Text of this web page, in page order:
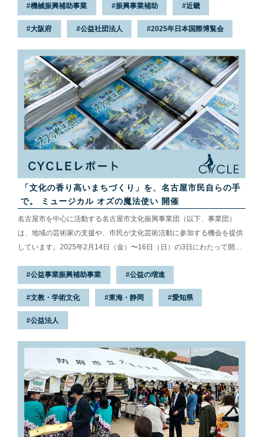
トレースの補助事業が関わっています。今回は、国内・海外から集まっ
た来場者でにぎわう万博を訪ね、「TEAM EXPO 2025」プログラムイベ
ントの様子や担当者の想いを伺ってきました。
機械振興補助事業 振興事業補助 近畿
大阪府 公益社団法人 2025年日本国際博覧会
「文化の香り高いまちづくり」を、名古屋市民自らの手
で。 ミュージカル オズの魔法使い 開催
名古屋市を中心に活動する名古屋市文化振興事業団（以下、事業団）
は、地域の芸術家の支援や、市民が文化芸術活動に参加する機会を提供
しています。2025年2月14日（金）〜16日（日）の3日にわたって開催
屋市にゆかりのある人々が中心となってつくり上げられた舞台演劇で
す。今回は本公演のレポートや関係者へのインタビューを通じて、文化
を市民自らの手でつくり上げることへの思いを伺いました。 名古屋市文
化振興事業団のホームページはこちら 文化の火を灯し続けるために、大
切なこと 『オズの魔法使い』は、心の絆や多様性の大切さを描いた名作
児童文学...
公益事業振興補助事業 公益の増進
文教・学術文化 東海・静岡 愛知県
公益法人